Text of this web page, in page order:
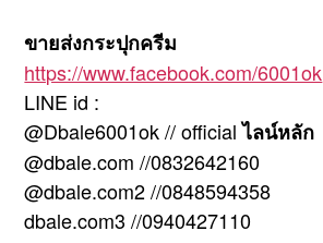
ขายส่งกระปุกครีม
https://www.facebook.com/6001ok
LINE id :
@Dbale6001ok // officialไลน์หลัก
@dbale.com //0832642160
@dbale.com2 //0848594358
dbale.com3 //0940427110